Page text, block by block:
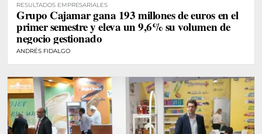
RESULTADOS EMPRESARIALES
Grupo Cajamar gana 193 millones de euros en el
primer semestre y eleva un 9,6% su volumen de
negocio gestionado
ANDRÉS FIDALGO